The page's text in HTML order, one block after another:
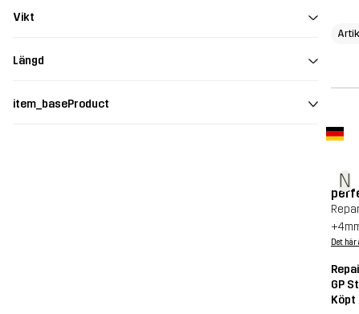
Vikt
Längd
item_baseProduct
N
Det
GP